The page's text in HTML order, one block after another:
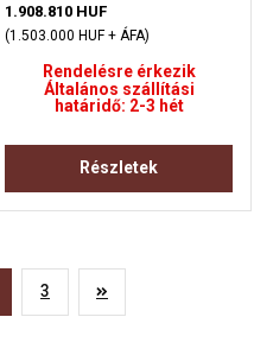
1.908.810 HUF
(1.503.000 HUF + ÁFA)
Rendelésre érkezik
Általános szállítási
határidő: 2-3 hét
Részletek
3